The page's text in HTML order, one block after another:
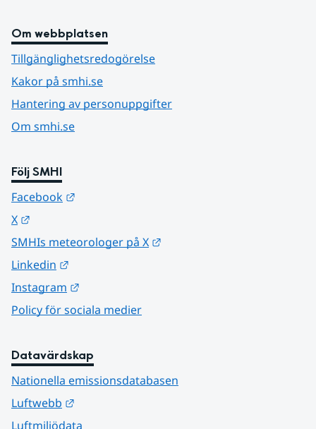
Om webbplatsen
Tillgänglighetsredogörelse
Kakor på smhi.se
Hantering av personuppgifter
Om smhi.se
Följ SMHI
Facebook
X
SMHIs meteorologer på X
Linkedin
Instagram
Policy för sociala medier
Datavärdskap
Nationella emissionsdatabasen
Luftwebb
Luftmiljödata